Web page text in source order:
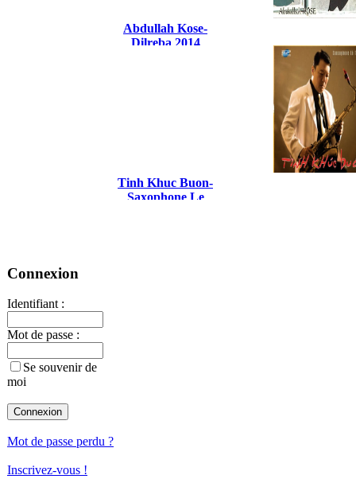
Connexion
Identifiant :
Mot de passe :
Se souvenir de
moi
Mot de passe perdu ?
Inscrivez-vous !
Abdullah Kose-
Dilreba 2014
Tinh Khuc Buon-
Saxophone Le